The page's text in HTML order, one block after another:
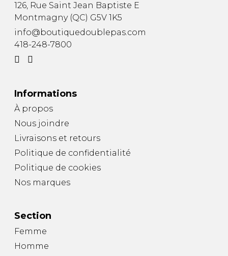
126, Rue Saint Jean Baptiste E
Montmagny (QC) G5V 1K5
info@boutiquedoublepas.com
418-248-7800
Informations
À propos
Nous joindre
Livraisons et retours
Politique de confidentialité
Politique de cookies
Nos marques
Section
Femme
Homme